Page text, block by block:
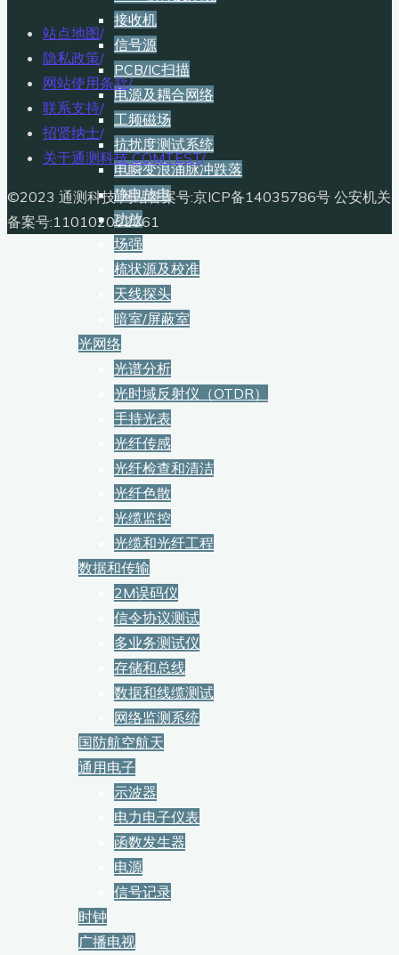
接收机
信号源
PCB/IC扫描
电源及耦合网络
工频磁场
抗扰度测试系统
电瞬变浪涌脉冲跌落
静电放电
功放
场强
梳状源及校准
天线探头
暗室/屏蔽室
光网络
光谱分析
光时域反射仪（OTDR）
手持光表
光纤传感
光纤检查和清洁
光纤色散
光缆监控
光缆和光纤工程
数据和传输
2M误码仪
信令协议测试
多业务测试仪
存储和总线
数据和线缆测试
网络监测系统
国防航空航天
通用电子
示波器
电力电子仪表
函数发生器
电源
信号记录
时钟
广播电视
站点地图/
隐私政策/
网站使用条款/
联系支持/
招贤纳士/
关于通测科技 COMTEST/
©2023 通测科技 网站备案号:京ICP备14035786号 公安机关
备案号:110102002361